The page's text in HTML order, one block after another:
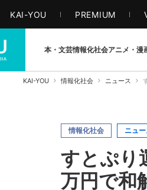
KAI-YOU PREMIUM
本・文芸情報化社会アニメ・漫
KAI-YOU 情報化社会 ニュース
情報化社会 ニュー
すとぷり
万円で和